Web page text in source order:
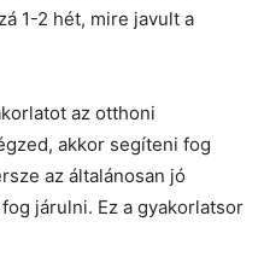
1-2 hét, mire javult a
az otthoni
akkor segíteni fog
az általánosan jó
járulni. Ez a gyakorlatsor